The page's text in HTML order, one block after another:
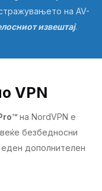
на AV-
извештај.
VPN
на NordVPN е
безбедносни
дополнителен